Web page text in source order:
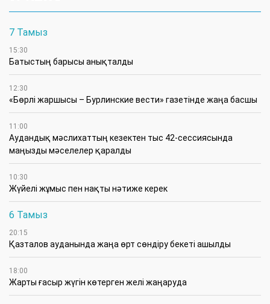
7 Тамыз
15:30
Батыстың барысы анықталды
12:30
«Бөрлі жаршысы – Бурлинские вести» газетінде жаңа басшы
11:00
Аудандық мәслихаттың кезектен тыс 42-сессиясында
маңызды мәселелер қаралды
10:30
Жүйелі жұмыс пен нақты нәтиже керек
6 Тамыз
20:15
Қазталов ауданында жаңа өрт сөндіру бекеті ашылды
18:00
Жарты ғасыр жүгін көтерген желі жаңаруда